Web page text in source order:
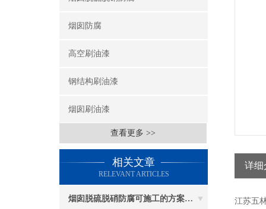
烟囱防腐
高空刷油漆
钢结构刷油漆
烟囱刷油漆
查看更多 >>
相关文章
RELEVANT ARTICLES
烟囱脱硫脱硝防腐可施工的方案都有哪些？
详细
江苏五